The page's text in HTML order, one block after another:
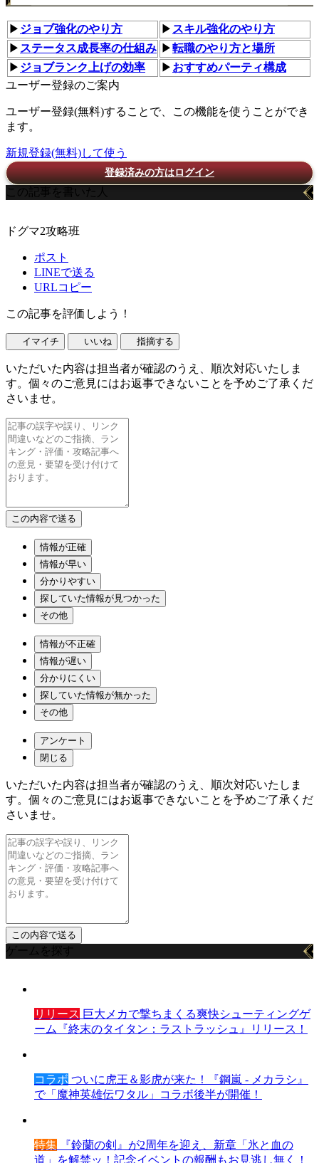
▶ ジョブ強化のやり方 ▶ スキル強化のやり方
▶ ステータス成長率の仕組み ▶転職のやり方と場所
▶ ジョブランク上げの効率 ▶ おすすめパーティ構成
ユーザー登録のご案内
ユーザー登録(無料)することで、この機能を使うことができ
ます。
新規登録(無料)して使う
登録済みの方はログイン
この記事を書いた人
ドグマ2攻略班
ポスト
LINEで送る
URLコピー
この記事を評価しよう！
イマイチ いいね 指摘する
いただいた内容は担当者が確認のうえ、順次対応いたしま
す。個々のご意見にはお返事できないことを予めご了承くだ
さいませ。
情報が正確
情報が早い
分かりやすい
探していた情報が見つかった
その他
情報が不正確
情報が遅い
分かりにくい
探していた情報が無かった
その他
アンケート
閉じる
いただいた内容は担当者が確認のうえ、順次対応いたしま
す。個々のご意見にはお返事できないことを予めご了承くだ
さいませ。
ゲームを探す
リリース 巨大メカで撃ちまくる爽快シューティングゲ
ーム『終末のタイタン：ラストラッシュ』リリース！
コラボ ついに虎王＆影虎が来た！『鋼嵐 - メカラシ』
で「魔神英雄伝ワタル」コラボ後半が開催！
特集 『鈴蘭の剣』が2周年を迎え、新章「氷と血の
道」を解禁ッ！記念イベントの報酬もお見逃し無く！